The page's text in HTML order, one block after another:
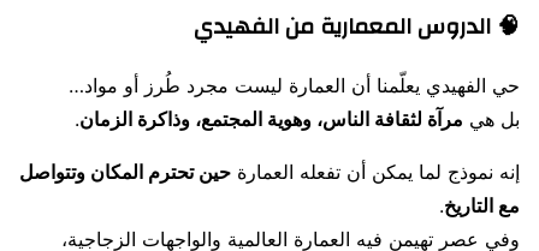
🧠 الدروس المعمارية من الفهيدي
حي الفهيدي يعلّمنا أن العمارة ليست مجرد طُرز أو مواد…
بل هي مرآة لثقافة الناس، وهوية المجتمع، وذاكرة الزمان.
إنه نموذج لما يمكن أن تفعله العمارة حين تحترم المكان وتتواصل
مع التاريخ.
وفي عصر تهيمن فيه العمارة العالمية والواجهات الزجاجية،